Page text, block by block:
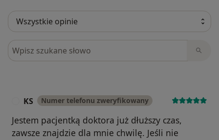
Szukaj w opiniach
KS Numer telefonu zweryfikowany
Jestem pacjentką doktora już dłuższy czas,
zawsze znajdzie dla mnie chwilę. Jeśli nie